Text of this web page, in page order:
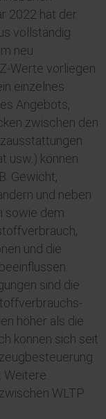
2022 hat der
vollständig
neu
Werte vorliegen.
einzelnes
Angebots,
zwischen den
usw.) können
Gewicht,
und neben
sowie dem
und die
sind die
höher als die
können sich seit
Weitere
WLTP